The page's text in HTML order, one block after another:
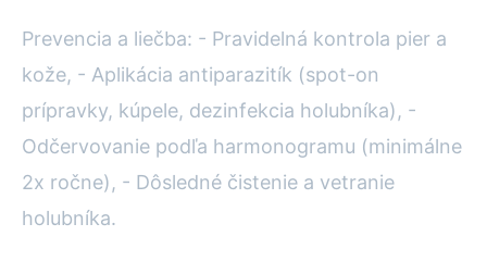
Prevencia a liečba: - Pravidelná kontrola pier a
kože, - Aplikácia antiparazitík (spot-on
prípravky, kúpele, dezinfekcia holubníka), -
Odčervovanie podľa harmonogramu (minimálne
2x ročne), - Dôsledné čistenie a vetranie
holubníka.